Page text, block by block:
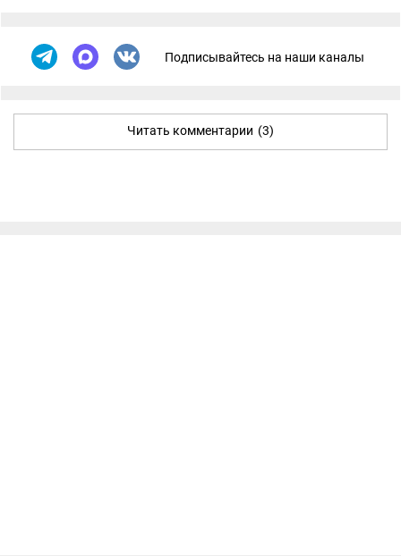
Подписывайтесь на наши каналы
Читать комментарии (3)